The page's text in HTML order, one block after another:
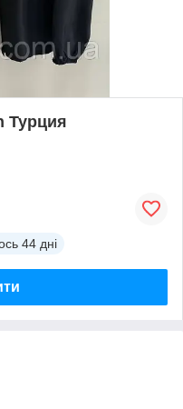
Турция
44 дні